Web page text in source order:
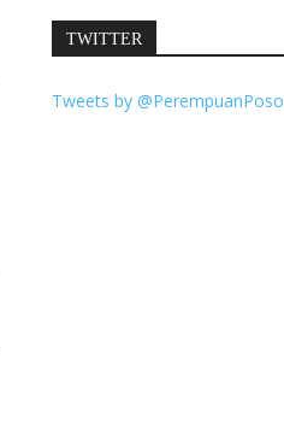
TWITTER
Tweets by @PerempuanPoso